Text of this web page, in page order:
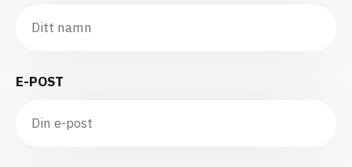
E-POST